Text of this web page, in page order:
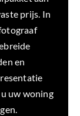
prijs. In
en
uw woning